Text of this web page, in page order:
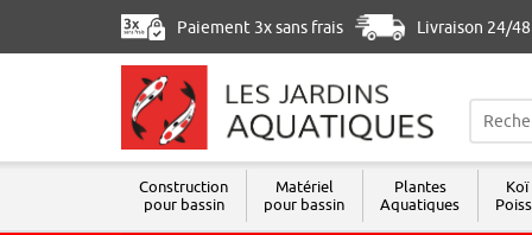
Paiement 3x sans frais Livraison 24/
Les Jardins Aquatiques
Construction
pour bassin
Matériel
pour bassin
Plantes
Aquatiques
Koï